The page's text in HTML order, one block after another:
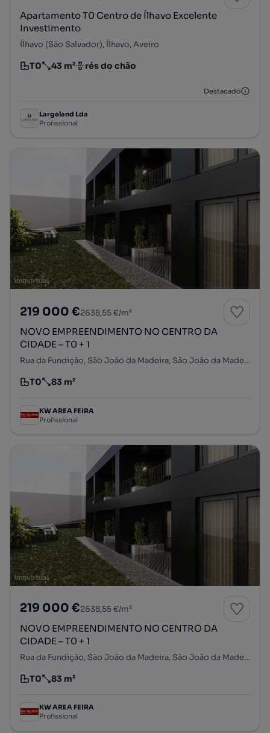
Apartamento T0 Centro de Ílhavo Excelente
Investimento
Ílhavo (São Salvador), Ílhavo, Aveiro
Tipologia
T0
Preço por metro quadrado
43 m²
Andar rés do chão
Destacado
Largeland Lda
Profissional
219 000 €2638,55 €/m²
NOVO EMPREENDIMENTO NO CENTRO DA
CIDADE – T0 + 1
Rua da Fundição, São João da Madeira, São João da Madeira, Aveiro
Tipologia
T0
Preço por metro quadrado
83 m²
KW AREA FEIRA
Profissional
219 000 €2638,55 €/m²
NOVO EMPREENDIMENTO NO CENTRO DA
CIDADE – T0 + 1
Rua da Fundição, São João da Madeira, São João da Madeira, Aveiro
Tipologia
T0
Preço por metro quadrado
83 m²
KW AREA FEIRA
Profissional